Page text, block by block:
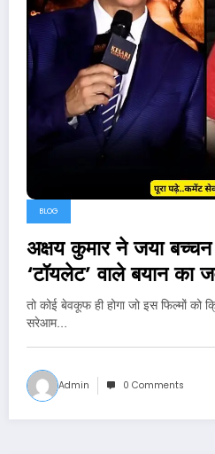
BLOG
अक्षय कुमार ने जया
‘टॉयलेट’ वाले बयान का
तो कोई बेवकूफ ही होगा जो इस फिल्मों को
सरेआम…
Admin 0 Comments